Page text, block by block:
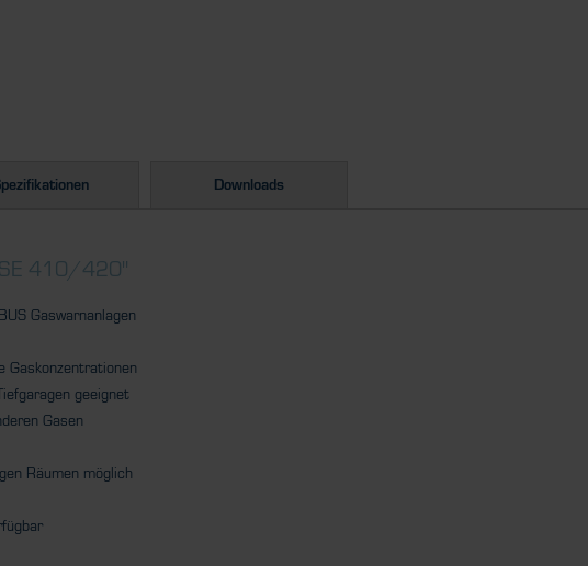
Downloads
410/420"
BUS Gaswarnanlagen
Gaskonzentrationen
geeignet
Gasen
Räumen möglich